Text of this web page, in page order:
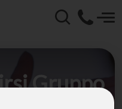
Gruppo